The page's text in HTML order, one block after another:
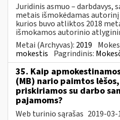
Juridinis asmuo – darbdavys,
metais išmokėdamas
kurios buvo atliktos 2018
išmokamos autorinio
Metai (Archyvas): 2019
mokestis Pagrindinis:
35. Kaip
(MB) nario paimtos
priskiriamos su darbo
pajamoms?
Web turinio sąrašas 2019-03-